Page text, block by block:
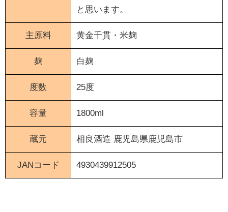
と思います。
主原料 黄金千貫・米麹
麹 白麹
度数 25度
容量 1800ml
蔵元 相良酒造 鹿児島県鹿児島市
JANコード 4930439912505